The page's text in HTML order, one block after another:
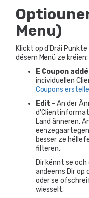
Menu)
Klickt op d'Dräi
dësem Menü ze kréien:
E Coupon
individuellen
Coupons
Edit - An der
Land änneren.
besser ze
filteren.
Dir kënnt se
andeems Dir op
oder se
wiesselt.